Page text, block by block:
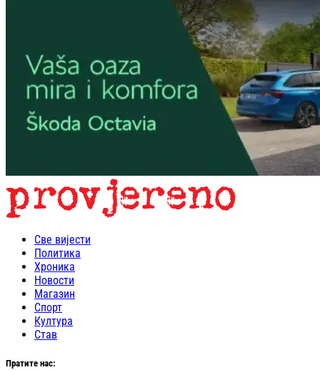
Све вијести
Политика
Хроника
Новости
Магазин
Спорт
Култура
Став
Пратите нас: